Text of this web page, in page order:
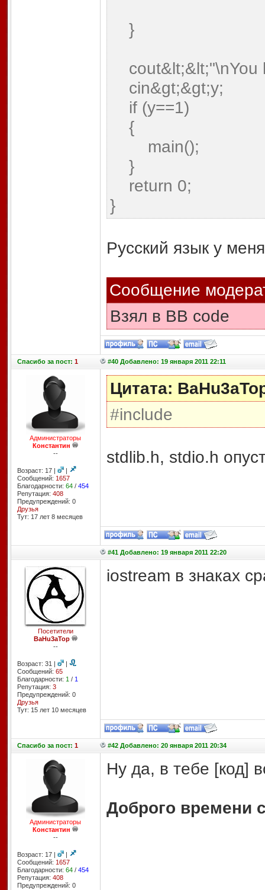
}
cout&lt;&lt;"\nYou
cin&gt;&gt;y;
if (y==1)
{
main();
}
return 0;
}
Русский язык у
Сообщение
Взял в BB code
Спасибоза пост: 1 #40 Добавлено: 19 января 2011 22:11
Администраторы
Константин
--
Возраст: 17 |
|
Сообщений: 1657
Благодарности: 64/ 454
Репутация: 408
Предупреждений: 0
Друзья
Тут: 17 лет 8 месяцев
Цитата:
#include
stdlib.h, stdio.h
#41 Добавлено: 19 января 2011 22:20
Посетители
BaHu3aTop
--
Возраст: 31 |
|
Сообщений: 65
Благодарности: 1 / 1
Репутация: 3
Предупреждений: 0
Друзья
Тут: 15 лет 10 месяцев
iostream в знаках
Спасибоза пост: 1 #42 Добавлено: 20 января 2011 20:34
Администраторы
Константин
--
Возраст: 17 |
|
Сообщений: 1657
Благодарности: 64/ 454
Репутация: 408
Предупреждений: 0
Ну да, в тебе [код]
Доброго времени